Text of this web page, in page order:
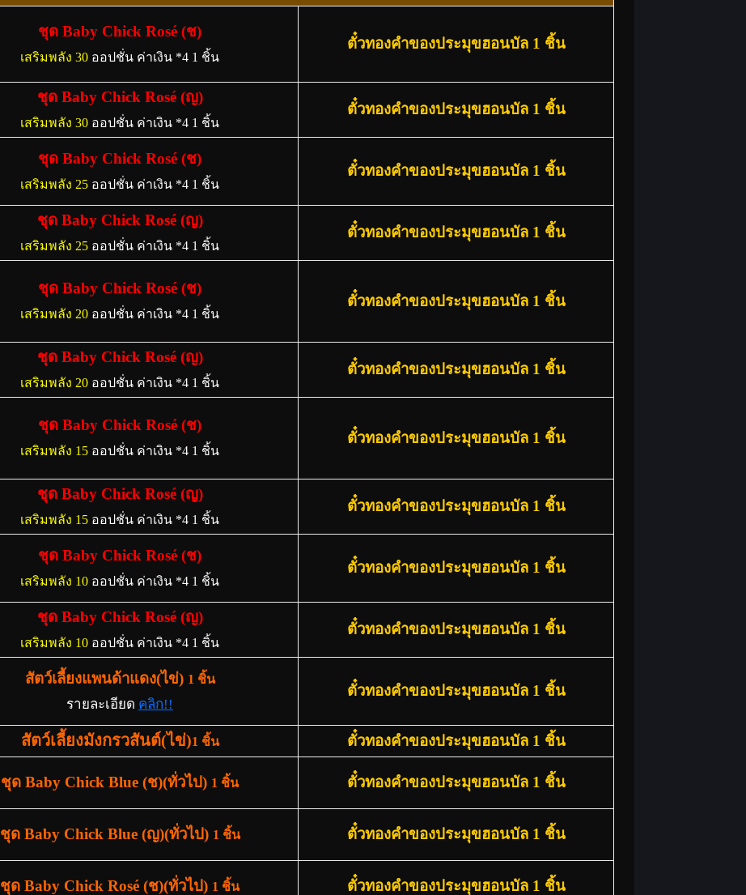
ชุด Baby Chick Rosé (ช)
เสริมพลัง 30 ออปชั่น ค่าเงิน *4 1 ชิ้น
ตั๋วทองคำของประมุขฮอนบัล 1 ชิ้น
ชุด Baby Chick Rosé (ญ)
เสริมพลัง 30 ออปชั่น ค่าเงิน *4 1 ชิ้น
ตั๋วทองคำของประมุขฮอนบัล 1 ชิ้น
ชุด Baby Chick Rosé (ช)
เสริมพลัง 25 ออปชั่น ค่าเงิน *4 1 ชิ้น
ตั๋วทองคำของประมุขฮอนบัล 1 ชิ้น
ชุด Baby Chick Rosé (ญ)
เสริมพลัง 25 ออปชั่น ค่าเงิน *4 1 ชิ้น
ตั๋วทองคำของประมุขฮอนบัล 1 ชิ้น
ชุด Baby Chick Rosé (ช)
เสริมพลัง 20 ออปชั่น ค่าเงิน *4 1 ชิ้น
ตั๋วทองคำของประมุขฮอนบัล 1 ชิ้น
ชุด Baby Chick Rosé (ญ)
เสริมพลัง 20 ออปชั่น ค่าเงิน *4 1 ชิ้น
ตั๋วทองคำของประมุขฮอนบัล 1 ชิ้น
ชุด Baby Chick Rosé (ช)
เสริมพลัง 15 ออปชั่น ค่าเงิน *4 1 ชิ้น
ตั๋วทองคำของประมุขฮอนบัล 1 ชิ้น
ชุด Baby Chick Rosé (ญ)
เสริมพลัง 15 ออปชั่น ค่าเงิน *4 1 ชิ้น
ตั๋วทองคำของประมุขฮอนบัล 1 ชิ้น
ชุด Baby Chick Rosé (ช)
เสริมพลัง 10 ออปชั่น ค่าเงิน *4 1 ชิ้น
ตั๋วทองคำของประมุขฮอนบัล 1 ชิ้น
ชุด Baby Chick Rosé (ญ)
เสริมพลัง 10 ออปชั่น ค่าเงิน *4 1 ชิ้น
ตั๋วทองคำของประมุขฮอนบัล 1 ชิ้น
สัตว์เลี้ยงแพนด้าแดง(ไข่) 1 ชิ้น
รายละเอียด คลิก!!
ตั๋วทองคำของประมุขฮอนบัล 1 ชิ้น
สัตว์เลี้ยงมังกรวสันต์(ไข่)1 ชิ้น ตั๋วทองคำของประมุขฮอนบัล 1 ชิ้น
ชุด Baby Chick Blue (ช)(ทั่วไป) 1 ชิ้น ตั๋วทองคำของประมุขฮอนบัล 1 ชิ้น
ชุด Baby Chick Blue (ญ)(ทั่วไป) 1 ชิ้น ตั๋วทองคำของประมุขฮอนบัล 1 ชิ้น
ชุด Baby Chick Rosé (ช)(ทั่วไป) 1 ชิ้น ตั๋วทองคำของประมุขฮอนบัล 1 ชิ้น